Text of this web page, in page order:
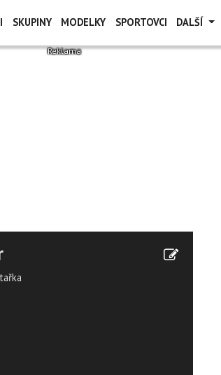
SKUPINY MODELKY SPORTOVCI DALŠÍ